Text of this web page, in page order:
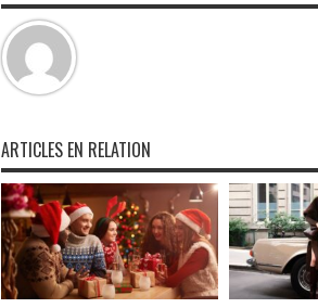
ARTICLES EN RELATION